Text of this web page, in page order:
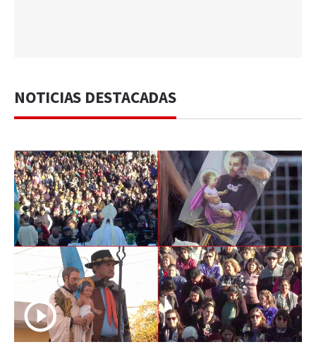
NOTICIAS DESTACADAS